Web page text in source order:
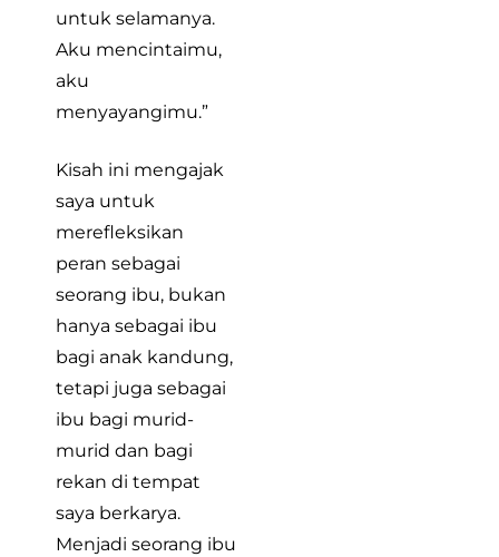
untuk selamanya.
Aku mencintaimu,
aku
menyayangimu.”
Kisah ini mengajak
saya untuk
merefleksikan
peran sebagai
seorang ibu, bukan
hanya sebagai ibu
bagi anak kandung,
tetapi juga sebagai
ibu bagi murid-
murid dan bagi
rekan di tempat
saya berkarya.
Menjadi seorang ibu